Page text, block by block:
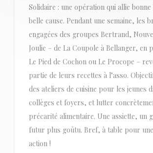
Solidaire : une opération qui allie
belle cause. Pendant une semaine, les
engagées des groupes Bertrand,
Joulie – de La Coupole à Bellanger, en
Le Pied de Cochon ou Le Procope –
partie de leurs recettes à l’asso.
des ateliers de cuisine pour les jeunes
collèges et foyers, et lutter
précarité alimentaire. Une assiette, un
futur plus goûtu. Bref, à table pour
action !